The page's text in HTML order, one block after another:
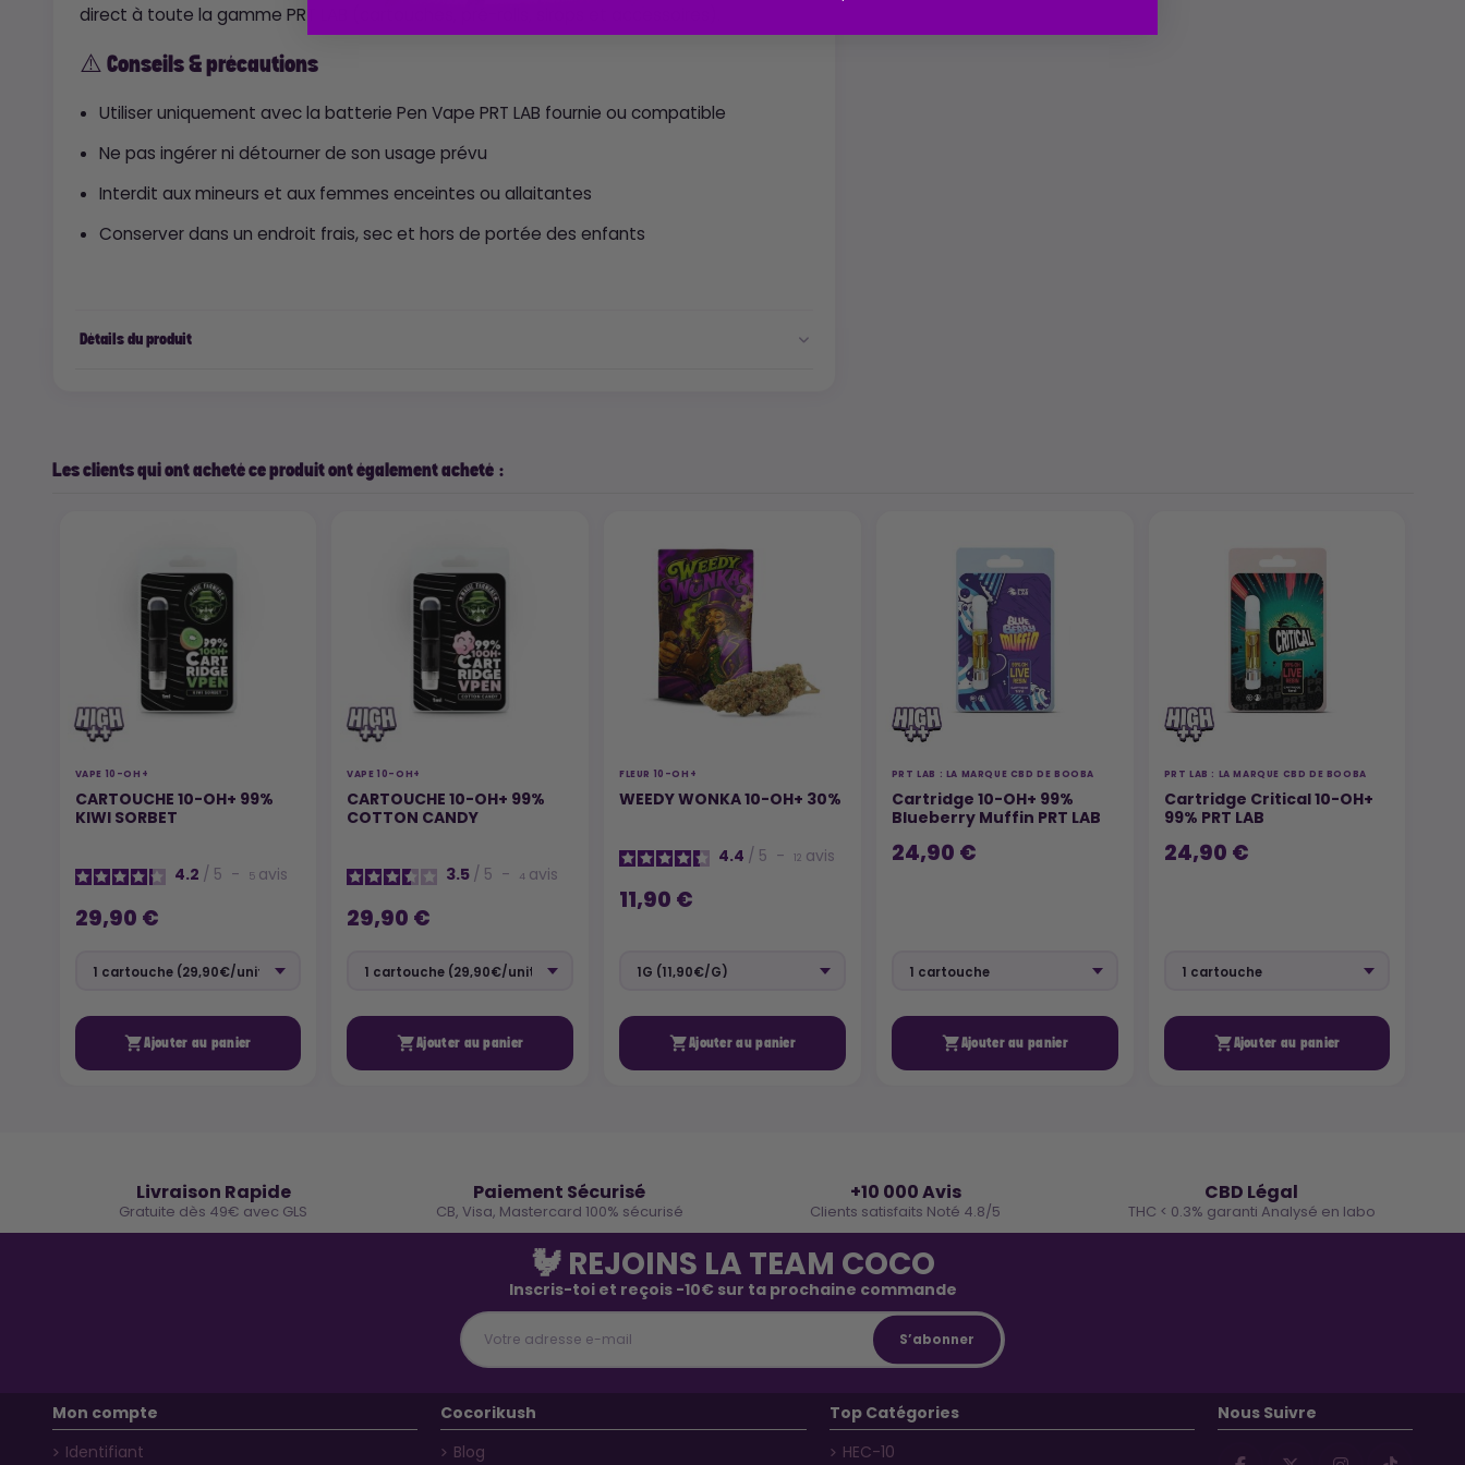
direct à toute la gamme PRT LAB (cartouches, pré-rolls, sirops et accessoires).
⚠️ Conseils & précautions
Utiliser uniquement avec la batterie Pen Vape PRT LAB fournie ou compatible
Ne pas ingérer ni détourner de son usage prévu
Interdit aux mineurs et aux femmes enceintes ou allaitantes
Conserver dans un endroit frais, sec et hors de portée des enfants
Détails du produit
Les clients qui ont acheté ce produit ont également acheté :
VAPE 10-OH+
CARTOUCHE 10-OH+ 99%
KIWI SORBET
4.2 / 5 - 5 avis
29,90 €
Ajouter au panier
VAPE 10-OH+
CARTOUCHE 10-OH+ 99%
COTTON CANDY
3.5 / 5 - 4 avis
29,90 €
Ajouter au panier
FLEUR 10-OH+
WEEDY WONKA 10-OH+ 30%
4.4 / 5 - 12 avis
11,90 €
Ajouter au panier
PRT LAB : LA MARQUE CBD DE BOOBA
Cartridge 10-OH+ 99%
Blueberry Muffin PRT LAB
24,90 €
Ajouter au panier
PRT LAB : LA MARQUE CBD DE BOOBA
Cartridge Critical 10-OH+
99% PRT LAB
24,90 €
Ajouter au panier
Livraison Rapide
Gratuite dès 49€ avec GLS
Paiement Sécurisé
CB, Visa, Mastercard 100% sécurisé
+10 000 Avis
Clients satisfaits Noté 4.8/5
CBD Légal
THC < 0.3% garanti Analysé en labo
🐓 REJOINS LA TEAM COCO
Inscris-toi et reçois -10€ sur ta prochaine commande
Mon compte
Identifiant
Cocorikush
Blog
Top Catégories
HEC-10
Nous Suivre